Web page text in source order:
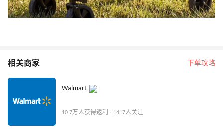
相关商家 下单攻略
Walmart
10.7万人获得返利 · 1417人关注